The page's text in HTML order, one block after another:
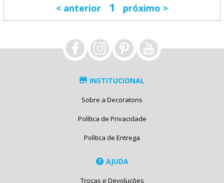
anterior 1 próximo
INSTITUCIONAL
Sobre a Decoratons
Política de Privacidade
Política de Entrega
AJUDA
Trocas e Devoluções